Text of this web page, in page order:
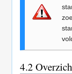
4.2